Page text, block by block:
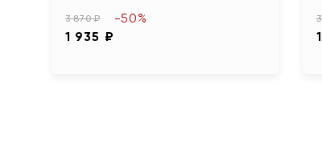
3 870 ₽
1 935 ₽
-50%